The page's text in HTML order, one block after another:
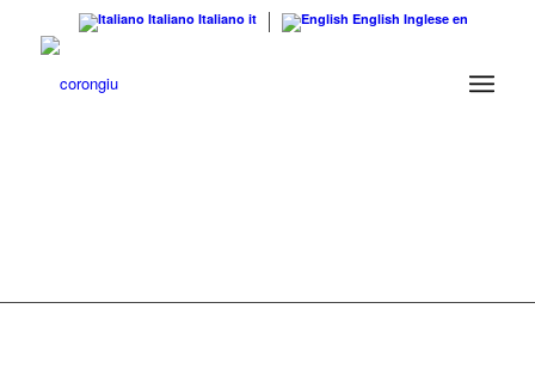
Italiano Italiano it English Inglese en